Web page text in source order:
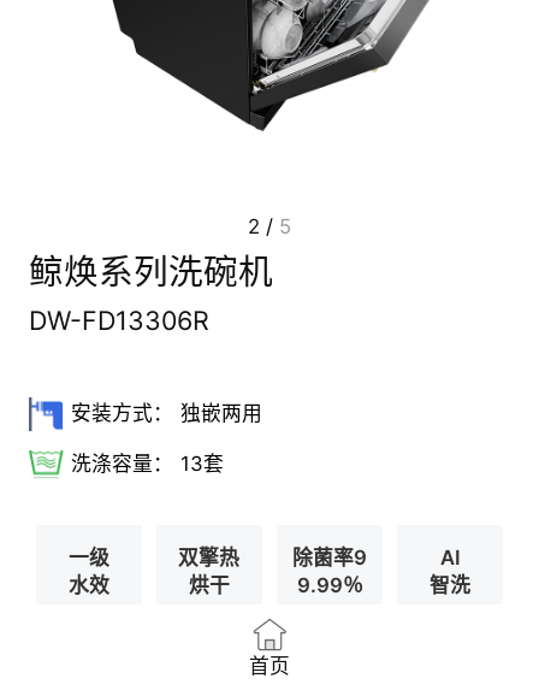
2 / 5
鲸焕系列洗碗机
DW-FD13306R
安装方式： 独嵌两用
洗涤容量： 13套
一级
水效
双擎热
烘干
除菌率9
9.99％
AI
智洗
首页